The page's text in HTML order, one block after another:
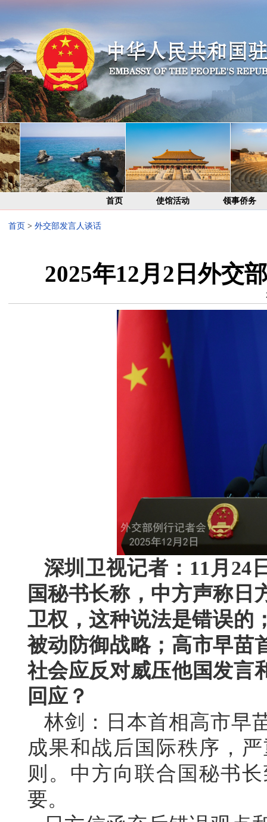
首页 使馆活动 领事侨务
首页 > 外交部发言人谈话
2025年12月2日外交
深圳卫视记者：11月24
国秘书长称，中方声称日
卫权，这种说法是错误的
被动防御战略；高市早苗
社会应反对威压他国发言
回应？
林剑：日本首相高市早
成果和战后国际秩序，
则。中方向联合国秘书
要。